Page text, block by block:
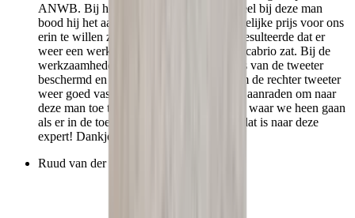
ANWB. Bij het bestellen van het onderdeel bij deze man
bood hij het aan om voor een zeer schappelijke prijs voor ons
erin te willen zetten. Wat binnen het uur resulteerde dat er
weer een werkend en sluitend raam in de cabrio zat. Bij de
werkzaamheden heeft hij ook de kabeltjes van de tweeter
beschermd en hij had een nieuw dopje om de rechter tweeter
weer goed vast te zetten.. Ik zou iedereen aanraden om naar
deze man toe te gaan. We weten nu gelijk waar we heen gaan
als er in de toekomst problemen zijn. En dat is naar deze
expert! Dankjewel voor de service!
Ruud van der Heiden